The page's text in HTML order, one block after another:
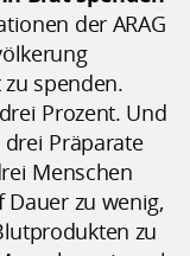
der ARAG
spenden.
Prozent. Und
Präparate
Menschen
zu wenig,
zu